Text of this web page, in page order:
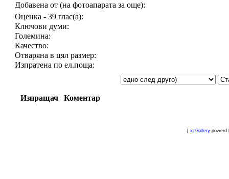
Добавена от (на фотоапарата за още):
Оценка - 39 глас(а):
Ключови думи:
Големина:
Качество:
Отваряна в цял размер:
Изпратена по ел.поща:
Изпращач Коментар
[ xcGallery